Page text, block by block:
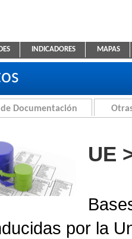
Educativa
INDICADORES MAPAS
de Documentación
UE
por la